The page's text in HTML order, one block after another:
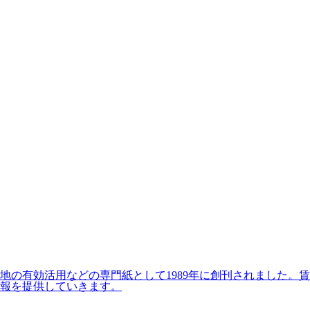
の有効活用などの専門紙として1989年に創刊されました。賃
を提供していきます。